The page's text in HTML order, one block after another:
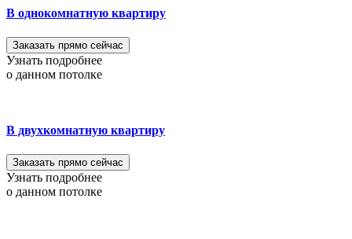
В однокомнатную квартиру
Заказать прямо сейчас
Узнать подробнее
о данном потолке
В двухкомнатную квартиру
Заказать прямо сейчас
Узнать подробнее
о данном потолке